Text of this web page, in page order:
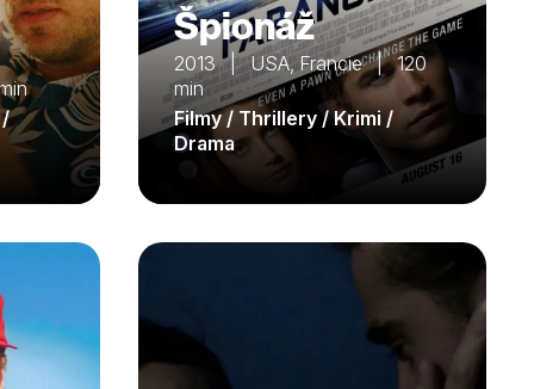
Špionáž
2013 | USA, Francie | 120
min
Filmy / Thrillery / Krimi /
Drama